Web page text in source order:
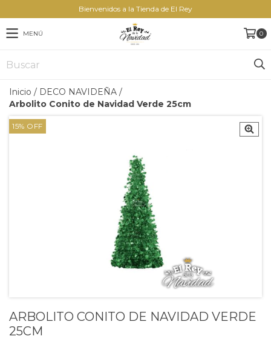
Bienvenidos a la Tienda de El Rey
MENÚ 0
Inicio / DECO NAVIDEÑA /
Arbolito Conito de Navidad Verde 25cm
15% OFF
ARBOLITO CONITO DE NAVIDAD VERDE
25CM